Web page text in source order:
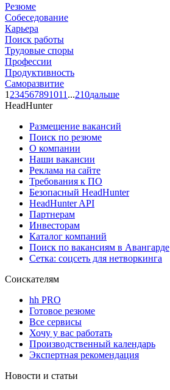
Резюме
Собеседование
Карьера
Поиск работы
Трудовые споры
Профессии
Продуктивность
Саморазвитие
1 234567891011 ...210дальше
HeadHunter
Размещение вакансий
Поиск по резюме
О компании
Наши вакансии
Реклама на сайте
Требования к ПО
Безопасный HeadHunter
HeadHunter API
Партнерам
Инвесторам
Каталог компаний
Поиск по вакансиям в Авангарде
Сетка: соцсеть для нетворкинга
Соискателям
hh PRO
Готовое резюме
Все сервисы
Хочу у вас работать
Производственный календарь
Экспертная рекомендация
Новости и статьи